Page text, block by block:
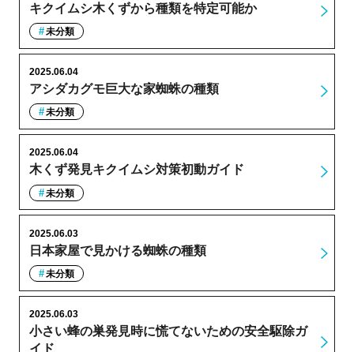
キクイムシ木くずから種類を特定可能か
未分類
アシダカグモ巨大な家蜘蛛の種類
2025.06.04
未分類
木くず発見キクイムシ対策初動ガイド
2025.06.04
未分類
日本家屋で見かける蜘蛛の種類
2025.06.03
未分類
小さい蜂の巣発見時に慌てないための安全駆除ガ
イド
2025.06.03